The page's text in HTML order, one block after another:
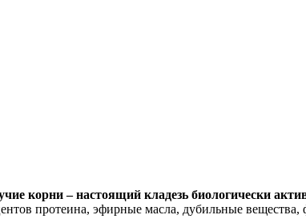
корни – настоящий кладезь биологически
протеина, эфирные масла, дубильные